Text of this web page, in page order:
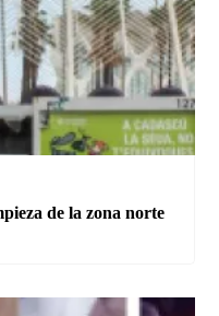
de la zona norte